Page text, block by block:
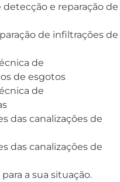
e reparação de
de infiltrações de
de
de esgotos
de
das canalizações de
das canalizações de
a sua situação.